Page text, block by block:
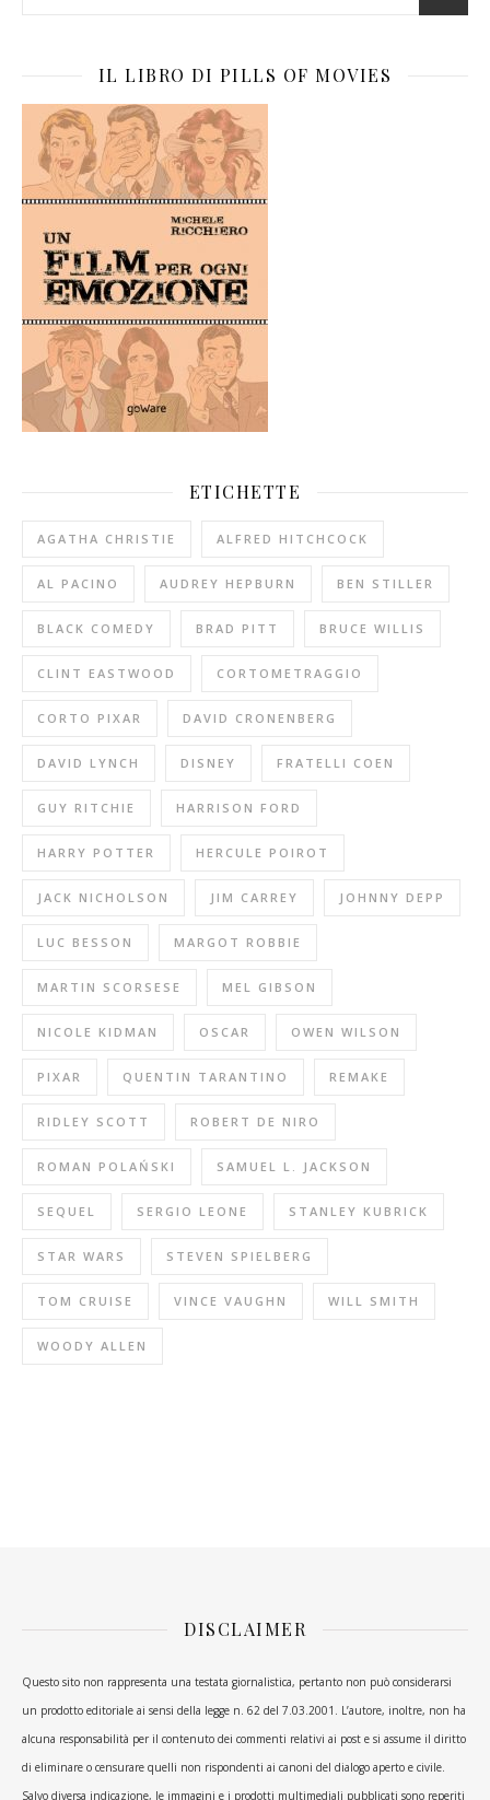
IL LIBRO DI PILLS OF MOVIES
ETICHETTE
AGATHA CHRISTIE ALFRED HITCHCOCK
AL PACINO AUDREY HEPBURN BEN STILLER
BLACK COMEDY BRAD PITT BRUCE WILLIS
CLINT EASTWOOD CORTOMETRAGGIO
CORTO PIXAR DAVID CRONENBERG
DAVID LYNCH DISNEY FRATELLI COEN
GUY RITCHIE HARRISON FORD
HARRY POTTER HERCULE POIROT
JACK NICHOLSON JIM CARREY JOHNNY DEPP
LUC BESSON MARGOT ROBBIE
MARTIN SCORSESE MEL GIBSON
NICOLE KIDMAN OSCAR OWEN WILSON
PIXAR QUENTIN TARANTINO REMAKE
RIDLEY SCOTT ROBERT DE NIRO
ROMAN POLAŃSKI SAMUEL L. JACKSON
SEQUEL SERGIO LEONE STANLEY KUBRICK
STAR WARS STEVEN SPIELBERG
TOM CRUISE VINCE VAUGHN WILL SMITH
WOODY ALLEN
DISCLAIMER
Questo sito non rappresenta una testata giornalistica, pertanto non può considerarsi
un prodotto editoriale ai sensi della legge n. 62 del 7.03.2001. L’autore, inoltre, non ha
alcuna responsabilità per il contenuto dei commenti relativi ai post e si assume il diritto
di eliminare o censurare quelli non rispondenti ai canoni del dialogo aperto e civile.
Salvo diversa indicazione, le immagini e i prodotti multimediali pubblicati sono reperiti